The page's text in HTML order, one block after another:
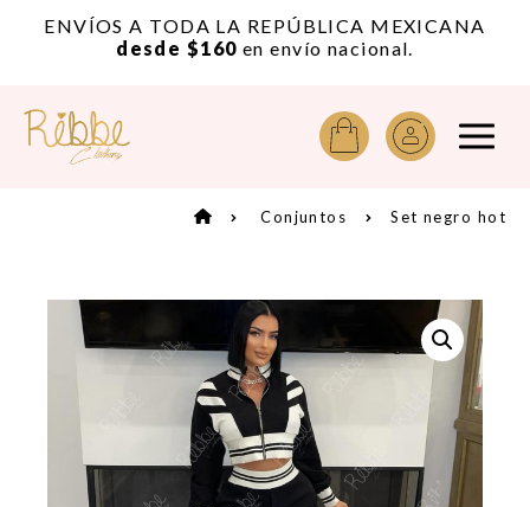
ENVÍOS A TODA LA REPÚBLICA MEXICANA
desde $160 en envío nacional.
Conjuntos Set negro hot